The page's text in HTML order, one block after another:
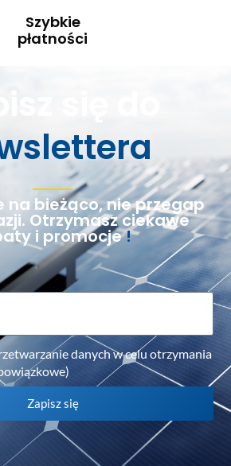
Szybkie
płatności
się do
na bieżąco, nie przegap
Otrzymasz ciekawe
i promocje!
danych w celu otrzymania
Zapisz się